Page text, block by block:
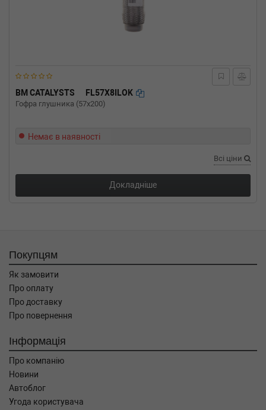
BM CATALYSTS FL57X8ILOK
Гофра глушника (57x200)
Немає в наявності
Всі ціни
Докладніше
Покупцям
Як замовити
Про оплату
Про доставку
Про повернення
Інформація
Про компанію
Новини
Автоблог
Угода користувача